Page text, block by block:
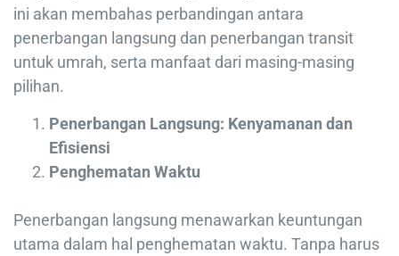
ini akan membahas perbandingan antara
penerbangan langsung dan penerbangan transit
untuk umrah, serta manfaat dari masing-masing
pilihan.
Penerbangan Langsung: Kenyamanan dan
Efisiensi
Penghematan Waktu
Penerbangan langsung menawarkan keuntungan
utama dalam hal penghematan waktu. Tanpa harus